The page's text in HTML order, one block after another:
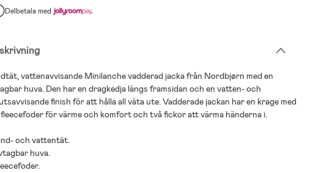
Delbetalamed
vattenavvisande Minilanche vadderad jacka från Nordbjørn med en
huva. Den har en dragkedja längs framsidan och en vatten- och
finish för att hålla all väta ute. Vadderade jackan har en krage med
för värme och komfort och två fickor att värma händerna i.
och vattentät.
huva.